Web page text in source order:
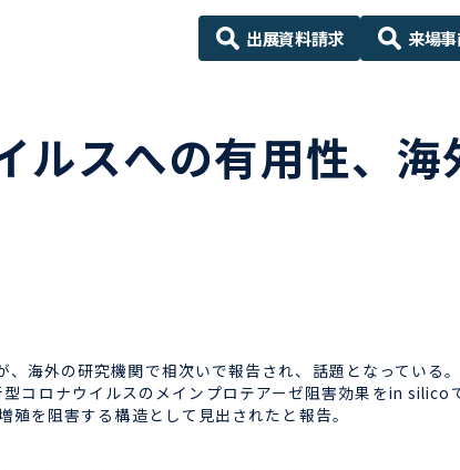
出展資料請求 来場
ルスへの有用性、海
、海外の研究機関で相次いで報告され、話題となっている
コロナウイルスのメインプロテアーゼ阻害効果 をin silico
を阻害する構造として見出されたと報告。